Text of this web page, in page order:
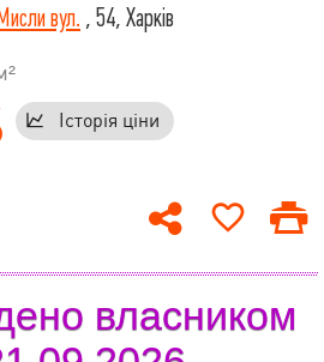
вул. , 54, Харків
Історія ціни
власником